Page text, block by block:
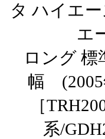
タ ハイエ
エ
ロング 標
幅 (2005
［
系/